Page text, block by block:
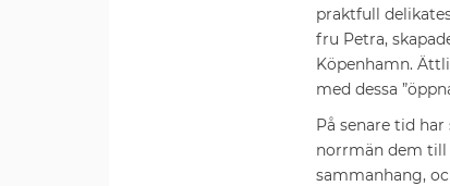
praktfull
fru Petra,
Köpenhamn.
med dessa
På senare tid
norrmän dem till
sammanhang,